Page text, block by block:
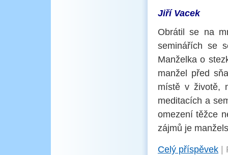
Jiří Vacek
Obrátil se na
seminářích se
Manželka o
manžel před
místě v životě,
meditacích a
omezení těžce
zájmů je
Celý příspěvek